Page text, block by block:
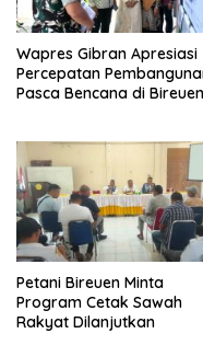
Wapres Gibran Apresiasi
Percepatan
Pasca Bencana di Bireuen
Petani Bireuen Minta
Program Cetak Sawah
Rakyat Dilanjutkan